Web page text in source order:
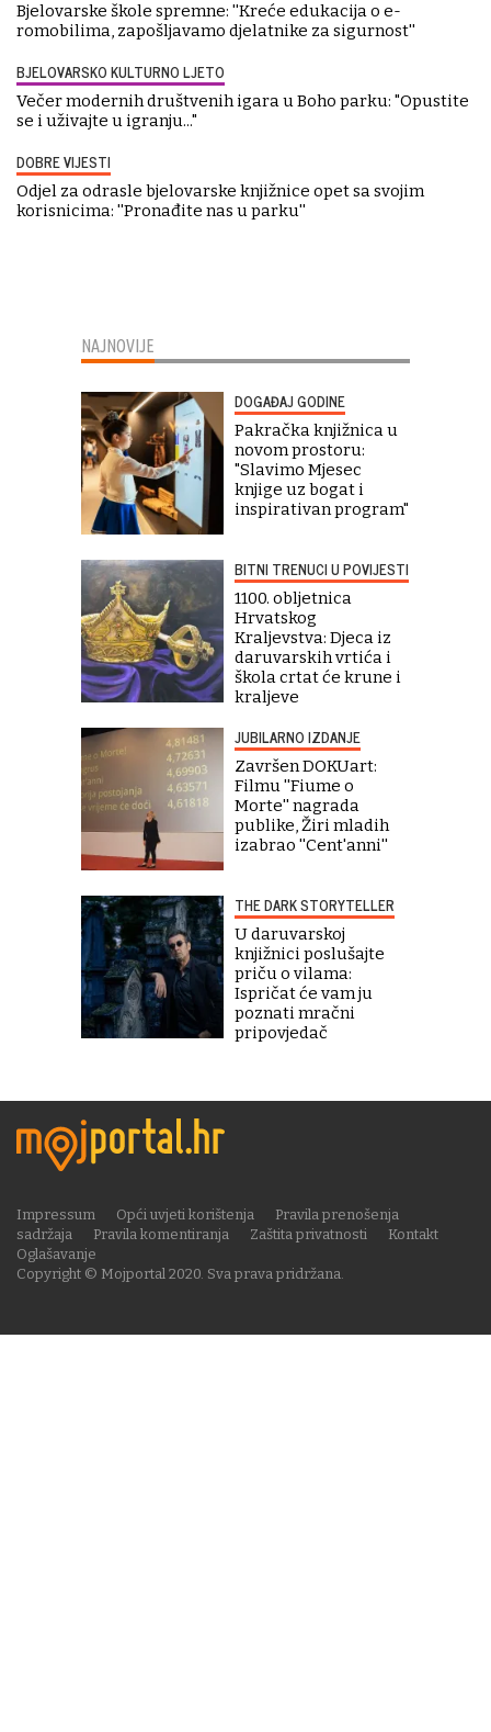
Bjelovarske škole spremne: ''Kreće edukacija o e-
romobilima, zapošljavamo djelatnike za sigurnost''
BJELOVARSKO KULTURNO LJETO
Večer modernih društvenih igara u Boho parku: "Opustite
se i uživajte u igranju..."
DOBRE VIJESTI
Odjel za odrasle bjelovarske knjižnice opet sa svojim
korisnicima: ''Pronađite nas u parku''
NAJNOVIJE
DOGAĐAJ GODINE
Pakračka knjižnica u
novom prostoru:
"Slavimo Mjesec
knjige uz bogat i
inspirativan program"
BITNI TRENUCI U POVIJESTI
1100. obljetnica
Hrvatskog
Kraljevstva: Djeca iz
daruvarskih vrtića i
škola crtat će krune i
kraljeve
JUBILARNO IZDANJE
Završen DOKUart:
Filmu ''Fiume o
Morte'' nagrada
publike, Žiri mladih
izabrao ''Cent'anni''
THE DARK STORYTELLER
U daruvarskoj
knjižnici poslušajte
priču o vilama:
Ispričat će vam ju
poznati mračni
pripovjedač
Copyright © Mojportal 2020. Sva prava pridržana.
Impressum Opći uvjeti korištenja
Pravila prenošenja
sadržaja
Pravila komentiranja Zaštita privatnosti
Kontakt
Oglašavanje